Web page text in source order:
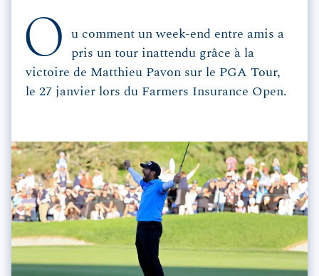
O
u comment un week-end entre amis a
pris un tour inattendu grâce à la
victoire de Matthieu Pavon sur le PGA Tour,
le 27 janvier lors du Farmers Insurance Open.